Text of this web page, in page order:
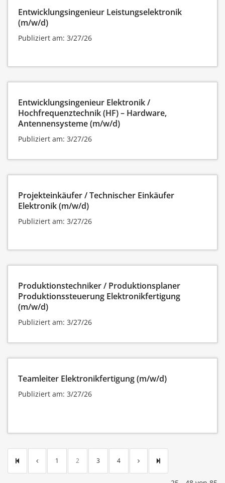
Entwicklungsingenieur Leistungselektronik
(m/w/d)
Publiziert am: 3/27/26
Entwicklungsingenieur Elektronik /
Hochfrequenztechnik (HF) – Hardware,
Antennensysteme (m/w/d)
Publiziert am: 3/27/26
Projekteinkäufer / Technischer Einkäufer
Elektronik (m/w/d)
Publiziert am: 3/27/26
Produktionstechniker / Produktionsplaner
Produktionssteuerung Elektronikfertigung
(m/w/d)
Publiziert am: 3/27/26
Teamleiter Elektronikfertigung (m/w/d)
Publiziert am: 3/27/26
1 2 3 4